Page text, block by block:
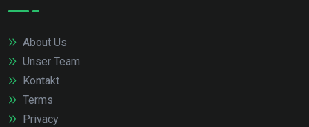
About Us
Unser Team
Kontakt
Terms
Privacy